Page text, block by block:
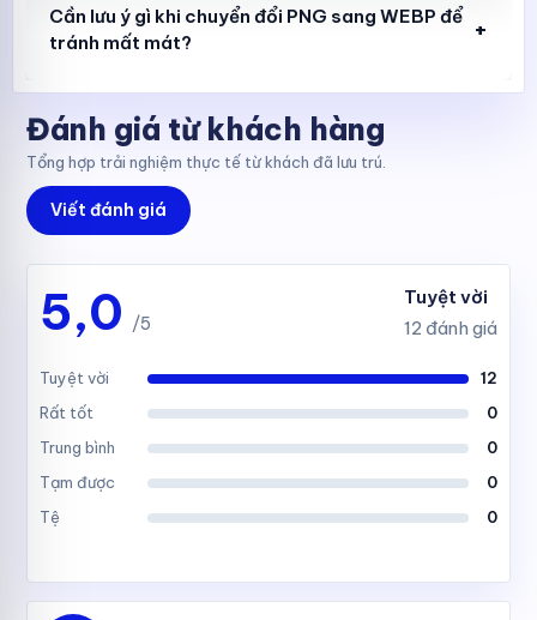
Cần lưu ý gì khi chuyển đổi PNG sang WEBP để
tránh mất mát?
+
Đánh giá từ khách hàng
Tổng hợp trải nghiệm thực tế từ khách đã lưu trú.
Viết đánh giá
5,0 /5
Tuyệt vời
12 đánh giá
Tuyệt vời
12
Rất tốt
0
Trung bình
0
Tạm được
0
Tệ
0